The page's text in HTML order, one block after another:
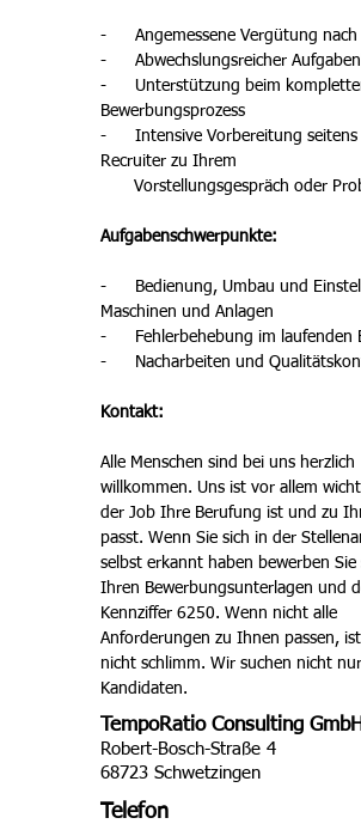
- Angemessene Vergütung nach
- Abwechslungsreicher
- Unterstützung beim
Bewerbungsprozess
- Intensive Vorbereitung seitens
Recruiter zu Ihrem
Vorstellungsgespräch oder
Aufgabenschwerpunkte:
-
Bedienung, Umbau und
Maschinen und Anlagen
-
Fehlerbehebung im laufenden
-
Nacharbeiten und
Kontakt:
Alle Menschen sind bei uns herzlich
willkommen. Uns ist vor allem
der Job Ihre Berufung ist und zu
passt. Wenn Sie sich in der
selbst erkannt haben bewerben Sie
Ihren Bewerbungsunterlagen und
Kennziffer 6250. Wenn nicht alle
Anforderungen zu Ihnen passen,
nicht schlimm. Wir suchen nicht
Kandidaten.
TempoRatio Consulting GmbH
Robert-Bosch-Straße 4
68723 Schwetzingen
Telefon